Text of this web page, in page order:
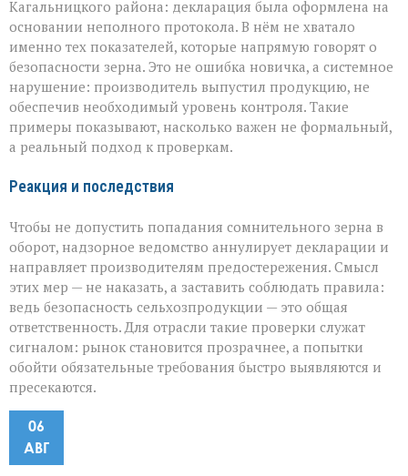
Кагальницкого района: декларация была оформлена на
основании неполного протокола. В нём не хватало
именно тех показателей, которые напрямую говорят о
безопасности зерна. Это не ошибка новичка, а системное
нарушение: производитель выпустил продукцию, не
обеспечив необходимый уровень контроля. Такие
примеры показывают, насколько важен не формальный,
а реальный подход к проверкам.
Реакция и последствия
Чтобы не допустить попадания сомнительного зерна в
оборот, надзорное ведомство аннулирует декларации и
направляет производителям предостережения. Смысл
этих мер — не наказать, а заставить соблюдать правила:
ведь безопасность сельхозпродукции — это общая
ответственность. Для отрасли такие проверки служат
сигналом: рынок становится прозрачнее, а попытки
обойти обязательные требования быстро выявляются и
пресекаются.
06
АВГ